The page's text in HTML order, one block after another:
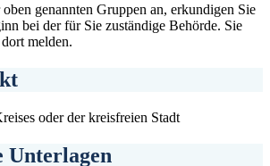
genannten Gruppen an, erkundigen Sie
bei der für Sie zuständige Behörde. Sie
melden.
oder der kreisfreien Stadt